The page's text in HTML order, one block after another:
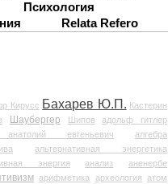
Психология
Relata Refero
Кирусс Бахарев Ю.П. Кастерин
Шаубергер Шипов
адольф гитлер
евгеньевич
алгебра
альтернативная энергетика
энергия
анализ аненербе
арифметика археология атом